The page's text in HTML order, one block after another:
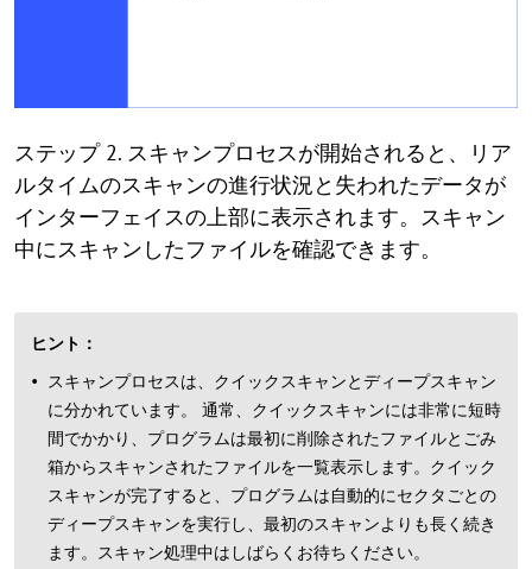
ステップ 2. スキャンプロセスが開始されると、リア
ルタイムのスキャンの進行状況と失われたデータが
インターフェイスの上部に表示されます。スキャン
中にスキャンしたファイルを確認できます。
ヒント：
スキャンプロセスは、クイックスキャンとディープスキャン
に分かれています。 通常、クイックスキャンには非常に短時
間でかかり、プログラムは最初に削除されたファイルとごみ
箱からスキャンされたファイルを一覧表示します。クイック
スキャンが完了すると、プログラムは自動的にセクタごとの
ディープスキャンを実行し、最初のスキャンよりも長く続き
ます。スキャン処理中はしばらくお待ちください。